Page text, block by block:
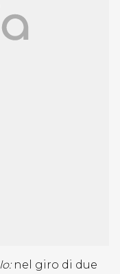
nel giro di due